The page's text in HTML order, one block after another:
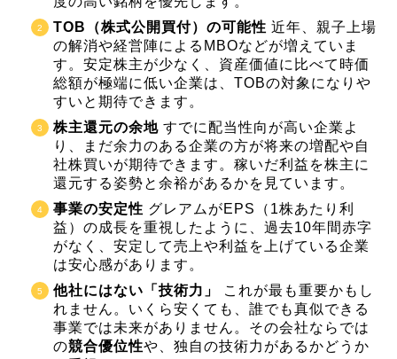
TOB（株式公開買付）の可能性 近年、親子上場
の解消や経営陣によるMBOなどが増えていま
す。安定株主が少なく、資産価値に比べて時価
総額が極端に低い企業は、TOBの対象になりや
すいと期待できます。
株主還元の余地 すでに配当性向が高い企業よ
り、まだ余力のある企業の方が将来の増配や自
社株買いが期待できます。稼いだ利益を株主に
還元する姿勢と余裕があるかを見ています。
事業の安定性 グレアムがEPS（1株あたり利
益）の成長を重視したように、過去10年間赤字
がなく、安定して売上や利益を上げている企業
は安心感があります。
他社にはない「技術力」
これが最も重要かもし
れません。いくら安くても、誰でも真似できる
事業では未来がありません。その会社ならでは
の競合優位性や、独自の技術力があるかどうか